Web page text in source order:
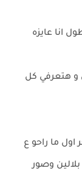
انا عايزه
و هتعرفي كل
اول ما راحو ع
وصور